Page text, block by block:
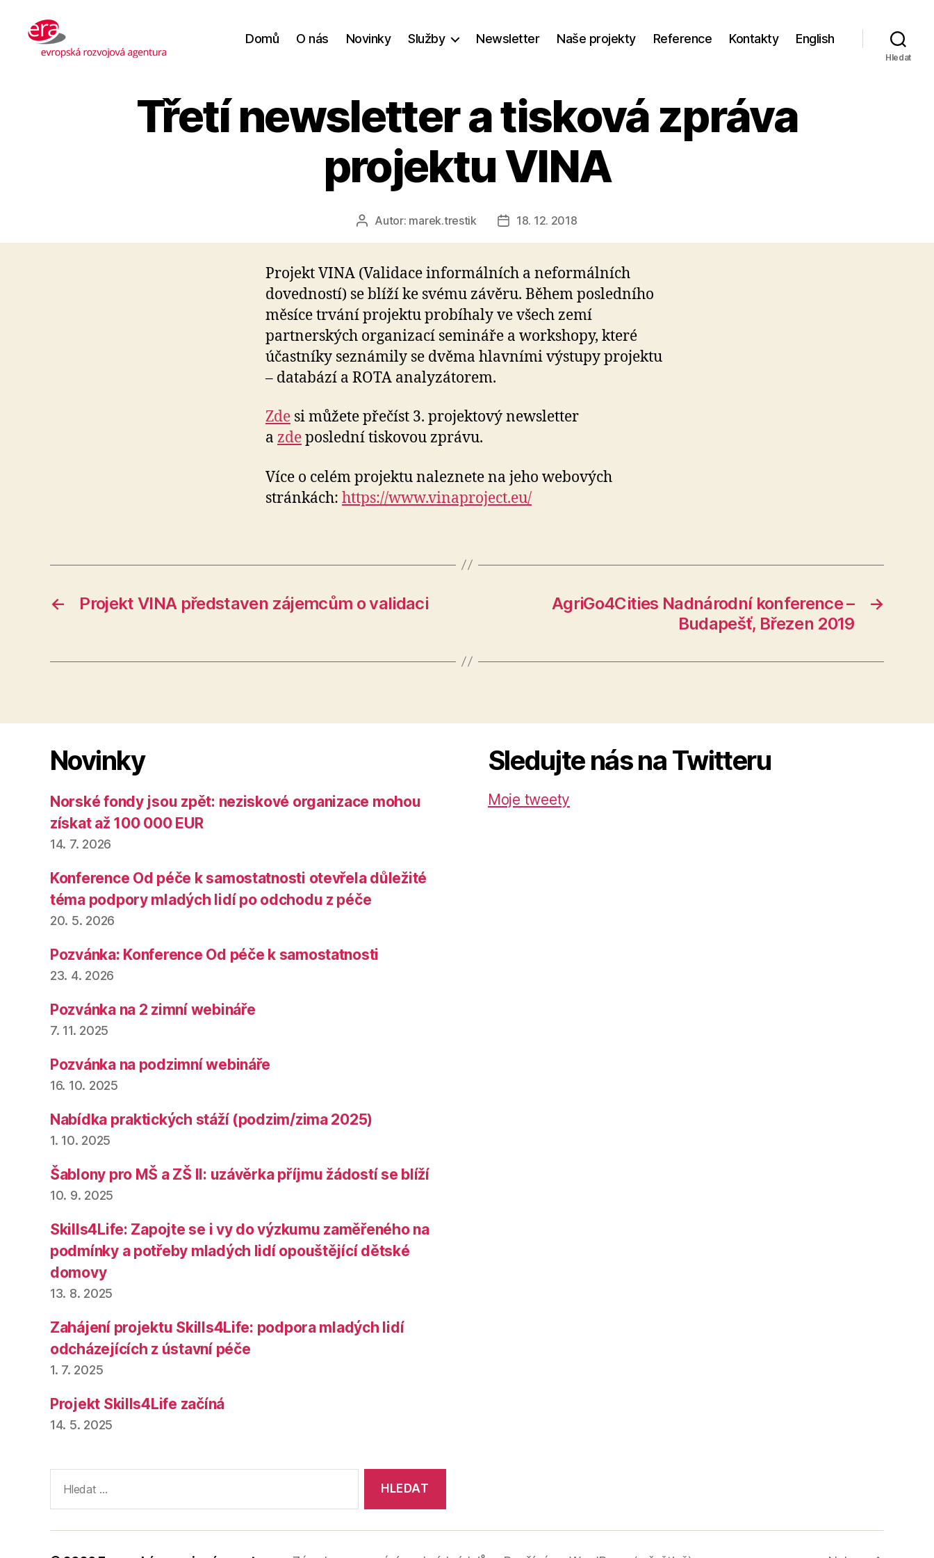
Domů O nás Novinky Služby Newsletter Naše projekty Reference Kontakty English
Hledat
Třetí newsletter a tisková zpráva
projektu VINA
AutorAutor: marek.trestik
Datum
18. 12. 2018
Projekt VINA (Validace informálních a neformálních
dovedností) se blíží ke svému závěru. Během posledního
měsíce trvání projektu probíhaly ve všech zemí
partnerských organizací semináře a workshopy, které
účastníky seznámily se dvěma hlavními výstupy projektu
– databází a ROTA analyzátorem.
Zde si můžete přečíst 3. projektový newsletter
a zdeposlední tiskovou zprávu.
Více o celém projektu naleznete na jeho webových
stránkách: https://www.vinaproject.eu/
← Projekt VINA představen zájemcům o validaci →
AgriGo4Cities Nadnárodní konference –
Budapešť, Březen 2019
Novinky
Norské fondy jsou zpět: neziskové organizace mohou
získat až 100 000 EUR
14. 7. 2026
Konference Od péče k samostatnosti otevřela důležité
téma podpory mladých lidí po odchodu z péče
20. 5. 2026
Pozvánka: Konference Od péče k samostatnosti
23. 4. 2026
Pozvánka na 2 zimní webináře
7. 11. 2025
Pozvánka na podzimní webináře
16. 10. 2025
Nabídka praktických stáží (podzim/zima 2025)
1. 10. 2025
Šablony pro MŠ a ZŠ II: uzávěrka příjmu žádostí se blíží
10. 9. 2025
Skills4Life: Zapojte se i vy do výzkumu zaměřeného na
podmínky a potřeby mladých lidí opouštějící dětské
domovy
13. 8. 2025
Zahájení projektu Skills4Life: podpora mladých lidí
odcházejících z ústavní péče
1. 7. 2025
Projekt Skills4Life začíná
14. 5. 2025
vyhledávání:
Sledujte nás na Twitteru
Moje tweety